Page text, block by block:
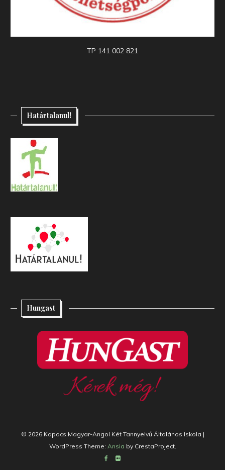
TP 141 002 821
Határtalanul!
Hungast
© 2026 Kapocs Magyar-Angol Két Tannyelvű Általános Iskola |
WordPress Theme: Ansia by CrestaProject.
Facebook
Flickr